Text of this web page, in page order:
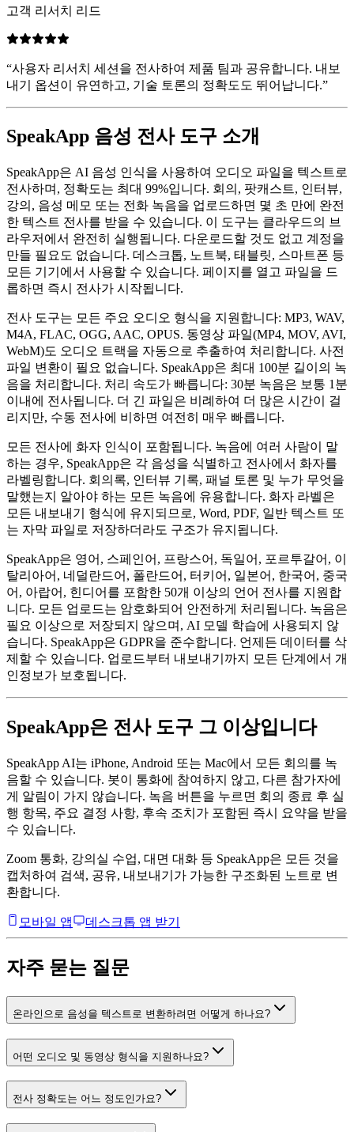
고객 리서치 리드
“사용자 리서치 세션을 전사하여 제품 팀과 공유합니다. 내보
내기 옵션이 유연하고, 기술 토론의 정확도도 뛰어납니다.”
SpeakApp 음성 전사 도구 소개
SpeakApp은 AI 음성 인식을 사용하여 오디오 파일을 텍스트로
전사하며, 정확도는 최대 99%입니다. 회의, 팟캐스트, 인터뷰,
강의, 음성 메모 또는 전화 녹음을 업로드하면 몇 초 만에 완전
한 텍스트 전사를 받을 수 있습니다. 이 도구는 클라우드의 브
라우저에서 완전히 실행됩니다. 다운로드할 것도 없고 계정을
만들 필요도 없습니다. 데스크톱, 노트북, 태블릿, 스마트폰 등
모든 기기에서 사용할 수 있습니다. 페이지를 열고 파일을 드
롭하면 즉시 전사가 시작됩니다.
전사 도구는 모든 주요 오디오 형식을 지원합니다: MP3, WAV,
M4A, FLAC, OGG, AAC, OPUS. 동영상 파일(MP4, MOV, AVI,
WebM)도 오디오 트랙을 자동으로 추출하여 처리합니다. 사전
파일 변환이 필요 없습니다. SpeakApp은 최대 100분 길이의 녹
음을 처리합니다. 처리 속도가 빠릅니다: 30분 녹음은 보통 1분
이내에 전사됩니다. 더 긴 파일은 비례하여 더 많은 시간이 걸
리지만, 수동 전사에 비하면 여전히 매우 빠릅니다.
모든 전사에 화자 인식이 포함됩니다. 녹음에 여러 사람이 말
하는 경우, SpeakApp은 각 음성을 식별하고 전사에서 화자를
라벨링합니다. 회의록, 인터뷰 기록, 패널 토론 및 누가 무엇을
말했는지 알아야 하는 모든 녹음에 유용합니다. 화자 라벨은
모든 내보내기 형식에 유지되므로, Word, PDF, 일반 텍스트 또
는 자막 파일로 저장하더라도 구조가 유지됩니다.
SpeakApp은 영어, 스페인어, 프랑스어, 독일어, 포르투갈어, 이
탈리아어, 네덜란드어, 폴란드어, 터키어, 일본어, 한국어, 중국
어, 아랍어, 힌디어를 포함한 50개 이상의 언어 전사를 지원합
니다. 모든 업로드는 암호화되어 안전하게 처리됩니다. 녹음은
필요 이상으로 저장되지 않으며, AI 모델 학습에 사용되지 않
습니다. SpeakApp은 GDPR을 준수합니다. 언제든 데이터를 삭
제할 수 있습니다. 업로드부터 내보내기까지 모든 단계에서 개
인정보가 보호됩니다.
SpeakApp은 전사 도구 그 이상입니다
SpeakApp AI는 iPhone, Android 또는 Mac에서 모든 회의를 녹
음할 수 있습니다. 봇이 통화에 참여하지 않고, 다른 참가자에
게 알림이 가지 않습니다. 녹음 버튼을 누르면 회의 종료 후 실
행 항목, 주요 결정 사항, 후속 조치가 포함된 즉시 요약을 받을
수 있습니다.
Zoom 통화, 강의실 수업, 대면 대화 등 SpeakApp은 모든 것을
캡처하여 검색, 공유, 내보내기가 가능한 구조화된 노트로 변
환합니다.
모바일 앱 데스크톱 앱 받기
자주 묻는 질문
온라인으로 음성을 텍스트로 변환하려면 어떻게 하나요?
어떤 오디오 및 동영상 형식을 지원하나요?
전사 정확도는 어느 정도인가요?